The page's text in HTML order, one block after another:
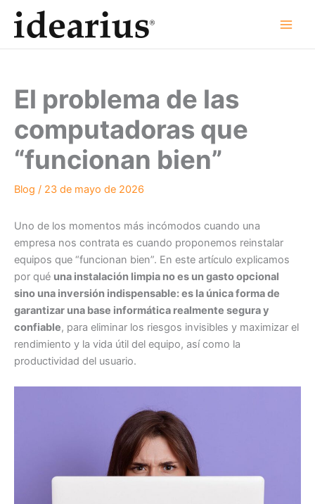
contenido
El problema de las
computadoras que
“funcionan bien”
Blog / 23 de mayo de 2026
Uno de los momentos más incómodos cuando una
empresa nos contrata es cuando proponemos reinstalar
equipos que “funcionan bien”. En este artículo explicamos
por qué una instalación limpia no es un gasto opcional
sino una inversión indispensable: es la única forma de
garantizar una base informática realmente segura y
confiable, para eliminar los riesgos invisibles y maximizar el
rendimiento y la vida útil del equipo, así como la
productividad del usuario.